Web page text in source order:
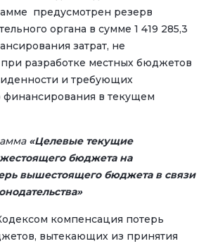
предусмотрен резерв
органа в сумме 1 419 285,3
затрат, не
разработке местных бюджетов
и требующих
финансирования в текущем
«Целевые текущие
бюджета на
вышестоящего бюджета в связи
компенсация потерь
вытекающих из принятия